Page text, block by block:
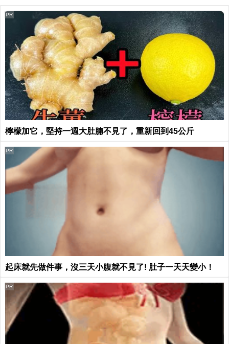
檸檬加它，堅持一週大肚腩不見了，重新回到45公斤
PR
起床就先做件事，沒三天小腹就不見了! 肚子一天天變小！
PR
PR